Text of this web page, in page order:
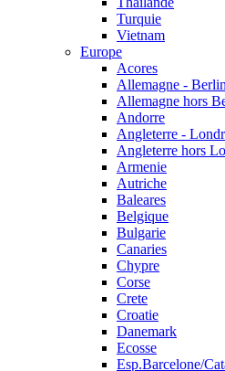
Turquie
Vietnam
Europe
Acores
Allemagne - Berlin
Allemagne hors
Andorre
Angleterre -
Angleterre hors
Armenie
Autriche
Baleares
Belgique
Bulgarie
Canaries
Chypre
Corse
Crete
Croatie
Danemark
Ecosse
Esp.Barcelone/